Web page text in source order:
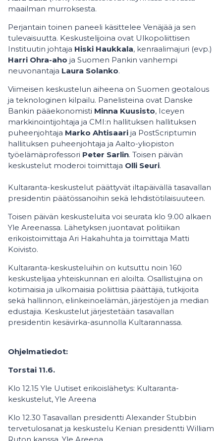
maailman murroksesta.
Perjantain toinen paneeli käsittelee Venäjää ja sen
tulevaisuutta. Keskustelijoina ovat Ulkopoliittisen
Instituutin johtaja Hiski Haukkala, kenraalimajuri (evp.)
Harri Ohra-aho ja Suomen Pankin vanhempi
neuvonantaja Laura Solanko.
Viimeisen keskustelun aiheena on Suomen geotalous
ja teknologinen kilpailu. Panelisteina ovat Danske
Bankin pääekonomisti Minna Kuusisto, Iceyen
markkinointijohtaja ja CMI:n hallituksen hallituksen
puheenjohtaja Marko Ahtisaari ja PostScriptumin
hallituksen puheenjohtaja ja Aalto-yliopiston
työelämäprofessori Peter Sarlin. Toisen päivän
keskustelut moderoi toimittaja Olli Seuri.
Kultaranta-keskustelut päättyvät iltapäivällä tasavallan
presidentin päätössanoihin sekä lehdistötilaisuuteen.
Toisen päivän keskusteluita voi seurata klo 9.00 alkaen
Yle Areenassa. Lähetyksen juontavat politiikan
erikoistoimittaja Ari Hakahuhta ja toimittaja Matti
Koivisto.
Kultaranta-keskusteluihin on kutsuttu noin 160
keskustelijaa yhteiskunnan eri aloilta. Osallistujina on
kotimaisia ja ulkomaisia poliittisia päättäjiä, tutkijoita
sekä hallinnon, elinkeinoelämän, järjestöjen ja median
edustajia. Keskustelut järjestetään tasavallan
presidentin kesävirka-asunnolla Kultarannassa.
Ohjelmatiedot:
Torstai 11.6.
Klo 12.15 Yle Uutiset erikoislähetys: Kultaranta-
keskustelut, Yle Areena
Klo 12.30 Tasavallan presidentti Alexander Stubbin
tervetulosanat ja keskustelu Kenian presidentti William